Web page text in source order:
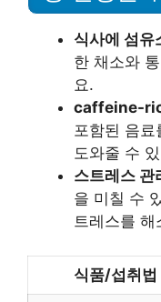
식사에 섬유
한 채소와
요.
caffeine-
포함된 음
도와줄 수
스트레스 관
을 미칠 수
트레스를
식품/섭취법